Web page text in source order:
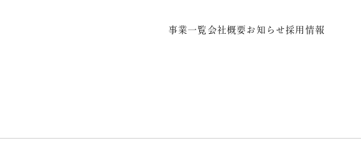
事業一覧 会社概要 お知らせ採用情報